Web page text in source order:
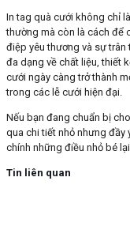
In tag quà cưới không chỉ
thường mà còn là cách để
điệp yêu thương và sự
đa dạng về chất liệu, thiết
cưới ngày càng trở thành
trong các lễ cưới hiện đại.
Nếu bạn đang chuẩn bị
qua chi tiết nhỏ nhưng đầy
chính những điều nhỏ bé
Tin liên quan